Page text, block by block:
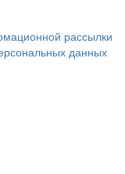
рассылки
данных